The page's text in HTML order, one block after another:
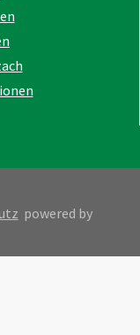
powered by